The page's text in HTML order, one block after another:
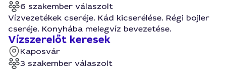
6 szakember válaszolt
Vízvezetékek cseréje. Kád kicserélése. Régi bojler
cseréje. Konyhába melegvíz bevezetése.
Vízszerelőt keresek
Kaposvár
3 szakember válaszolt